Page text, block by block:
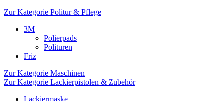
Zur Kategorie Politur & Pflege
3M
Polierpads
Polituren
Friz
Zur Kategorie Maschinen
Zur Kategorie Lackierpistolen & Zubehör
Lackiermaske